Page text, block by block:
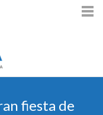
fiesta de